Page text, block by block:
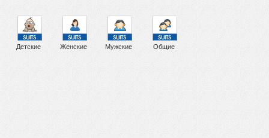
Детские Женские Мужские Общие